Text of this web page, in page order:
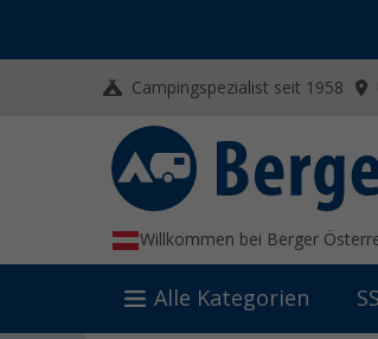
Campingspezialist seit 1958
Willkommen bei Berger
Alle Kategorien